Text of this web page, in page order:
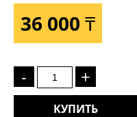
36 000 ₸
- +
КУПИТЬ